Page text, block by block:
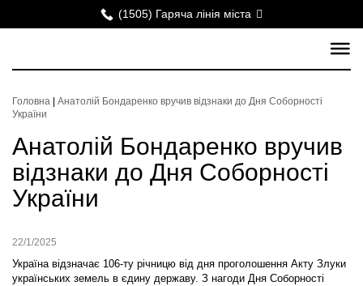
(1505) Гаряча лінія міста
Головна
Анатолій Бондаренко вручив відзнаки до Дня Соборності
України
Анатолій Бондаренко вручив
відзнаки до Дня Соборності
України
22/1/2025
Україна відзначає 106-ту річницю від дня проголошення Акту Злуки
українських земель в єдину державу. З нагоди Дня Соборності